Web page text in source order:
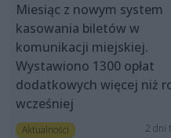
Miesiąc z nowym system
kasowania biletów w
komunikacji miejskiej.
Wystawiono 1300 opłat
dodatkowych więcej niż
wcześniej
Aktualności 2 dni